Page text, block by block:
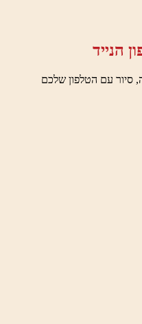
הנייד
סיור עם הטלפון שלכם